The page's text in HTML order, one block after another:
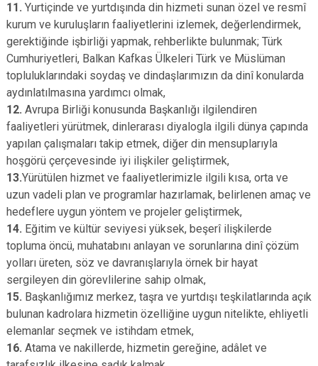
11. Yurtiçinde ve yurtdışında din hizmeti sunan özel ve resmî
kurum ve kuruluşların faaliyetlerini izlemek, değerlendirmek,
gerektiğinde işbirliği yapmak, rehberlikte bulunmak; Türk
Cumhuriyetleri, Balkan Kafkas Ülkeleri Türk ve Müslüman
topluluklarındaki soydaş ve dindaşlarımızın da dinî konularda
aydınlatılmasına yardımcı olmak,
12. Avrupa Birliği konusunda Başkanlığı ilgilendiren
faaliyetleri yürütmek, dinlerarası diyalogla ilgili dünya çapında
yapılan çalışmaları takip etmek, diğer din mensuplarıyla
hoşgörü çerçevesinde iyi ilişkiler geliştirmek,
13.Yürütülen hizmet ve faaliyetlerimizle ilgili kısa, orta ve
uzun vadeli plan ve programlar hazırlamak, belirlenen amaç ve
hedeflere uygun yöntem ve projeler geliştirmek,
14. Eğitim ve kültür seviyesi yüksek, beşerî ilişkilerde
topluma öncü, muhatabını anlayan ve sorunlarına dinî çözüm
yolları üreten, söz ve davranışlarıyla örnek bir hayat
sergileyen din görevlilerine sahip olmak,
15. Başkanlığımız merkez, taşra ve yurtdışı teşkilatlarında açık
bulunan kadrolara hizmetin özelliğine uygun nitelikte, ehliyetli
elemanlar seçmek ve istihdam etmek,
16. Atama ve nakillerde, hizmetin gereğine, adâlet ve